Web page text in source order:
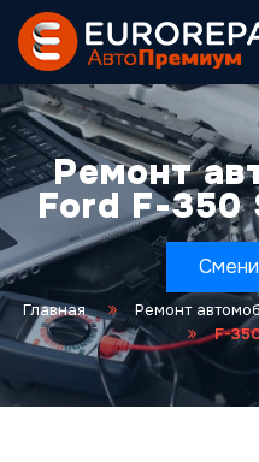
Ремонт
Ford F-350
Главная Ремонт
F-